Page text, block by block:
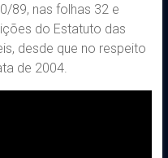
89, nas folhas 32 e
do Estatuto das
desde que no respeito
de 2004.